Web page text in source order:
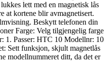
lett med en magnetisk lås
at kortene blir avmagnetisert.
Beskytt telefonen din
Farge: Velg tilgjengelig farge
1. Passer: HTC 10 Modellnr: 10
Sett funksjon, skjult magnetlås
modellnummeret ditt, da det er